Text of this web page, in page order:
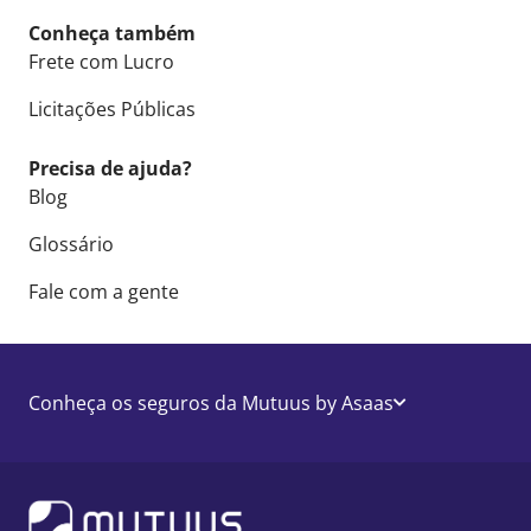
Conheça também
Frete com Lucro
Licitações Públicas
Precisa de ajuda?
Blog
Glossário
Fale com a gente
Conheça os seguros da Mutuus by Asaas